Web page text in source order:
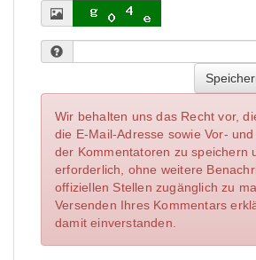
Wir behalten uns das Recht vor,
die E-Mail-Adresse sowie Vor-
der Kommentatoren zu speichern
erforderlich, ohne weitere
offiziellen Stellen zugänglich zu
Versenden Ihres Kommentars
damit einverstanden.